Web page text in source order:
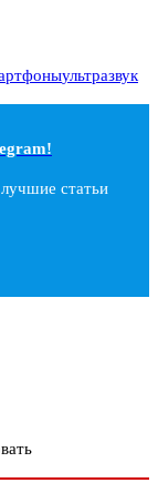
ультразвук
статьи